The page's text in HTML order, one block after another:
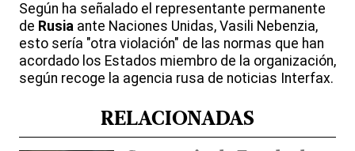
Según ha señalado el representante permanente
de Rusia ante Naciones Unidas, Vasili Nebenzia,
esto sería "otra violación" de las normas que han
acordado los Estados miembro de la organización,
según recoge la agencia rusa de noticias Interfax.
RELACIONADAS